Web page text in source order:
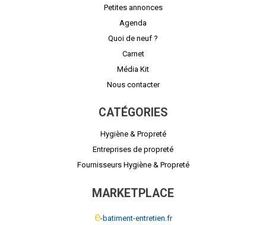
Petites annonces
Agenda
Quoi de neuf ?
Carnet
Média Kit
Nous contacter
CATÉGORIES
Hygiène & Propreté
Entreprises de propreté
Fournisseurs Hygiène & Propreté
MARKETPLACE
e-batiment-entretien.fr